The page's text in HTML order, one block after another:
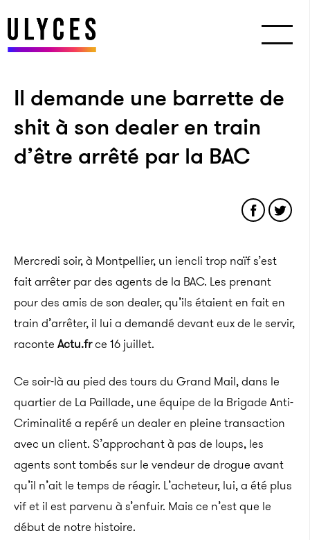
Il demande une barrette de
shit à son dealer en train
d’être arrêté par la BAC
Mercredi soir, à Montpellier, un iencli trop naïf s’est
fait arrêter par des agents de la BAC. Les prenant
pour des amis de son dealer, qu’ils étaient en fait en
train d’arrêter, il lui a demandé devant eux de le servir,
raconte Actu.frce 16 juillet.
Ce soir-là au pied des tours du Grand Mail, dans le
quartier de La Paillade, une équipe de la Brigade Anti-
Criminalité a repéré un dealer en pleine transaction
avec un client. S’approchant à pas de loups, les
agents sont tombés sur le vendeur de drogue avant
qu’il n’ait le temps de réagir. L’acheteur, lui, a été plus
vif et il est parvenu à s’enfuir. Mais ce n’est que le
début de notre histoire.